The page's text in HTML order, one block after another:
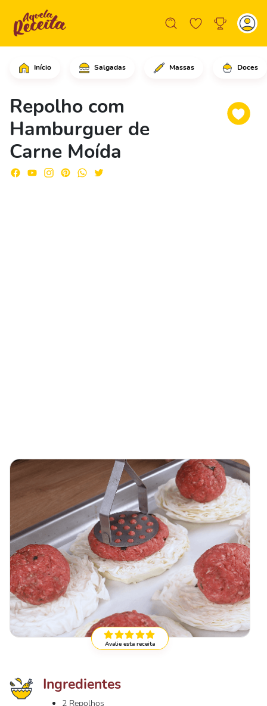
Início Salgadas Massas Doces
Repolho com
Hamburguer de
Carne Moída
Comece cortando os repolhos em
Avalie esta receita
Ingredientes
2 Repolhos